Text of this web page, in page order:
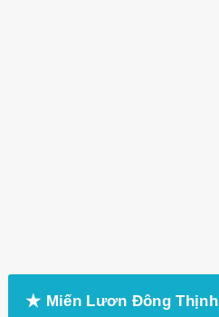
★ Miến Lươn Đông Thịnh